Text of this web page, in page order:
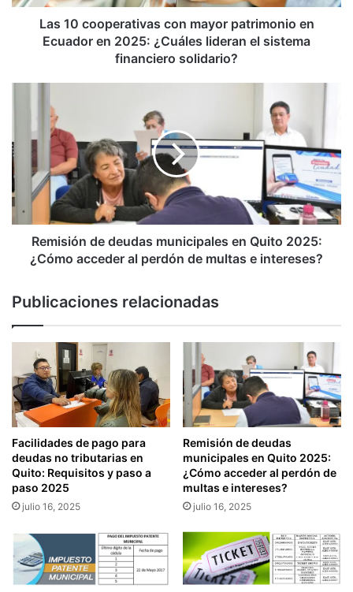
en
¿Cuáles
financiero
solidario?
Las 10 cooperativas con mayor patrimonio en
Ecuador en 2025: ¿Cuáles lideran el sistema
financiero solidario?
municipales
en
Quito
2025:
¿Cómo
acceder
perdón
e
Remisión de deudas municipales en Quito 2025:
¿Cómo acceder al perdón de multas e intereses?
Publicaciones relacionadas
Facilidades de pago para
deudas no tributarias en
Quito: Requisitos y paso a
paso 2025
julio 16, 2025
Remisión de deudas
municipales en Quito 2025:
¿Cómo acceder al perdón de
multas e intereses?
julio 16, 2025